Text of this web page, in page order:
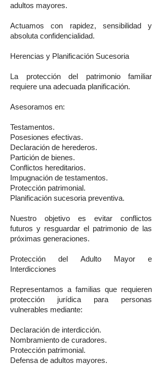
adultos mayores.
Actuamos con rapidez, sensibilidad y
absoluta confidencialidad.
Herencias y Planificación Sucesoria
La protección del patrimonio familiar
requiere una adecuada planificación.
Asesoramos en:
Testamentos.
Posesiones efectivas.
Declaración de herederos.
Partición de bienes.
Conflictos hereditarios.
Impugnación de testamentos.
Protección patrimonial.
Planificación sucesoria preventiva.
Nuestro objetivo es evitar conflictos
futuros y resguardar el patrimonio de las
próximas generaciones.
Protección del Adulto Mayor e
Interdicciones
Representamos a familias que requieren
protección jurídica para personas
vulnerables mediante:
Declaración de interdicción.
Nombramiento de curadores.
Protección patrimonial.
Defensa de adultos mayores.